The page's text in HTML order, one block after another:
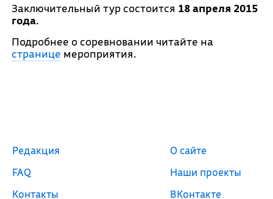
Заключительный тур состоится 18 апреля 2015
года.
Подробнее о соревновании читайте на
странице мероприятия.
Редакция
FAQ
Контакты
О сайте
Наши проекты
ВКонтакте